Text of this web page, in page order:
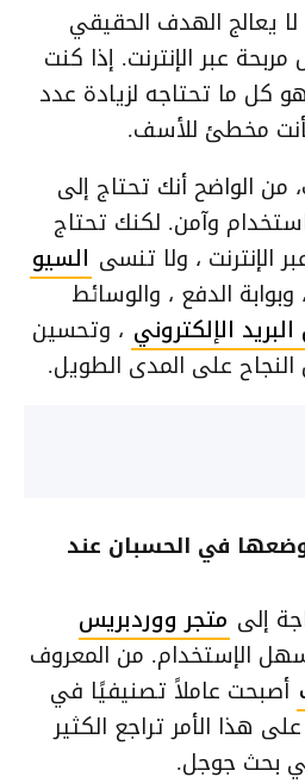
لا يعالج الهدف الحقيقي
عبر الإنترنت. إذا كنت
كل ما تحتاجه لزيادة عدد
فأنت مخطئ للأسف.
من الواضح أنك تحتاج إلى
وآمن. لكنك تحتاج
الإنترنت ، ولا تنسى السيو
الدفع ، والوسائط
الإلكتروني ، وتحسين
على المدى الطويل.
وضعها في الحسبان عند
إلى متجر ووردبريس
الإستخدام. من المعروف
أصبحت عاملاً تصنيفيًا في
ترتب على هذا الأمر تراجع الكثير
بحث جوجل.